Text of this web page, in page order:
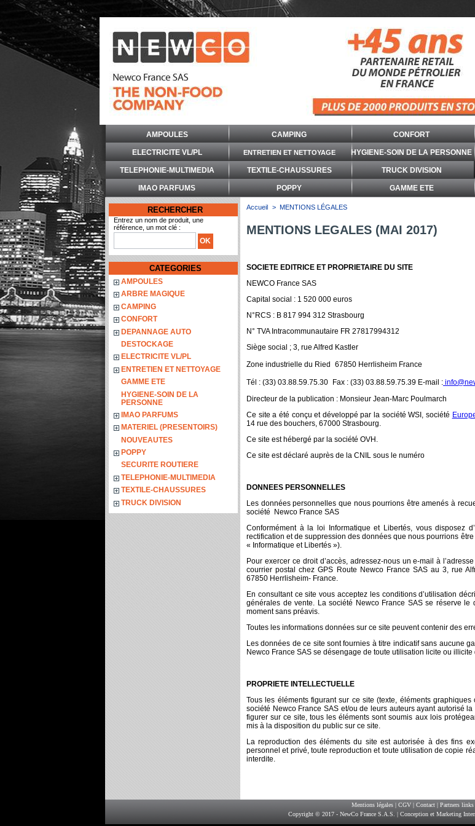
AMPOULES CAMPING CONFORT
ELECTRICITE VL/PL ENTRETIEN ET NETTOYAGE HYGIENE-SOIN DE LA PERSONNE
TELEPHONIE-MULTIMEDIA TEXTILE-CHAUSSURES TRUCK DIVISION
IMAO PARFUMS POPPY GAMME ETE
RECHERCHER
Entrez un nom de produit, une
référence, un mot clé :
CATEGORIES
AMPOULES
ARBRE MAGIQUE
CAMPING
CONFORT
DEPANNAGE AUTO
DESTOCKAGE
ELECTRICITE VL/PL
ENTRETIEN ET NETTOYAGE
GAMME ETE
HYGIENE-SOIN DE LA
PERSONNE
IMAO PARFUMS
MATERIEL (PRESENTOIRS)
NOUVEAUTES
POPPY
SECURITE ROUTIERE
TELEPHONIE-MULTIMEDIA
TEXTILE-CHAUSSURES
TRUCK DIVISION
Accueil > MENTIONS LÉGALES
MENTIONS LEGALES (MAI 2017)
SOCIETE EDITRICE ET PROPRIETAIRE DU SITE
NEWCO France SAS
Capital social : 1 520 000 euros
N°RCS : B 817 994 312 Strasbourg
N° TVA Intracommunautaire FR 27817994312
Siège social ; 3, rue Alfred Kastler
Zone industrielle du Ried 67850 Herrlisheim France
Tél : (33) 03.88.59.75.30 Fax : (33) 03.88.59.75.39 E-mail :
Directeur de la publication : Monsieur Jean-Marc Poulmarch
Ce site a été conçu et développé par la société WSI, société
14 rue des bouchers, 67000 Strasbourg.
Ce site est hébergé par la société OVH.
Ce site est déclaré auprès de la CNIL sous le numéro
DONNEES PERSONNELLES
Les données personnelles que nous pourrions être amenés à
société Newco France SAS
Conformément à la loi Informatique et Libertés, vous disposez
rectification et de suppression des données que nous pourrions
« Informatique et Libertés »).
Pour exercer ce droit d’accès, adressez-nous un e-mail à
courrier postal chez GPS Route Newco France SAS au 3, rue
67850 Herrlisheim- France.
En consultant ce site vous acceptez les conditions d’utilisation
générales de vente. La société Newco France SAS se réserve
moment sans préavis.
Toutes les informations données sur ce site peuvent contenir des
Les données de ce site sont fournies à titre indicatif sans aucune
Newco France SAS se désengage de toute utilisation licite ou
PROPRIETE INTELLECTUELLE
Tous les éléments figurant sur ce site (texte, éléments
société Newco France SAS et/ou de leurs auteurs ayant autorisé
figurer sur ce site, tous les éléments sont soumis aux lois
mis à la disposition du public sur ce site.
La reproduction des éléments du site est autorisée à des fins
personnel et privé, toute reproduction et toute utilisation de copie
interdite.
Mentions légales |CGV |Contact |Partners links
Copyright © 2017 - NewCo France S.A.S. | Conception et Marketing